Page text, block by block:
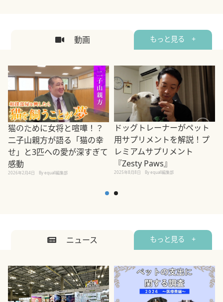
動画 もっと見る +
猫のために女将と喧嘩！？
二子山親方が語る「猫の幸
せ」と3匹への愛が深すぎて
感動
2026年2月4日 By equall編集部
ドッグトレーナーがペット
用サプリメントを解説！プ
レミアムサプリメント
『Zesty Paws』
2025年8月8日 By equall編集部
ニュース もっと見る +